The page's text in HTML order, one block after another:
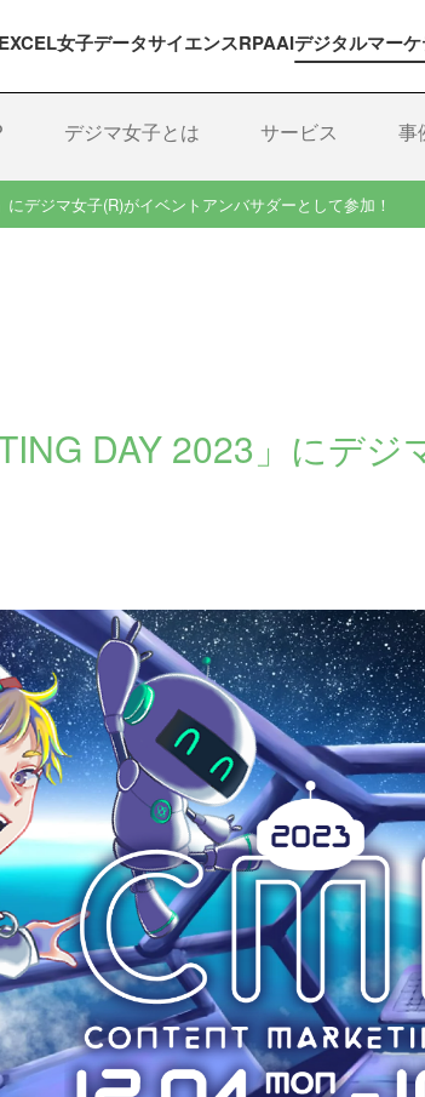
女子データサイエンスRPAAIデジタルマー
デジマ女子とは サービス 事
にデジマ女子(R)がイベントアンバサダーとして参加！
DAY 2023」にデ